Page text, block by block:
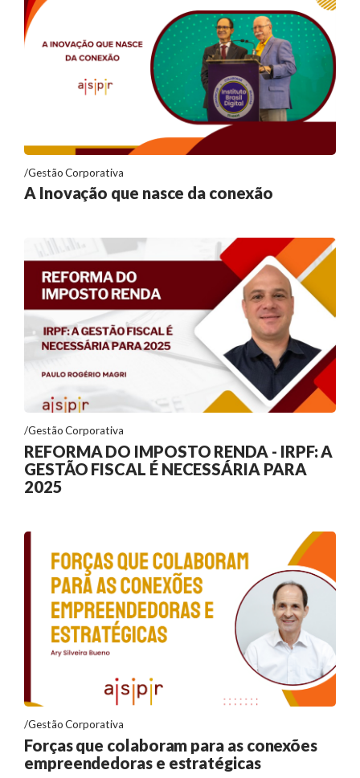
Gestão Corporativa
A Inovação que nasce da conexão
Gestão Corporativa
REFORMA DO IMPOSTO RENDA - IRPF: A
GESTÃO FISCAL É NECESSÁRIA PARA
2025
Gestão Corporativa
Forças que colaboram para as conexões
empreendedoras e estratégicas